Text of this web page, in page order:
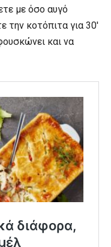
με όσο αυγό
την κοτόπιτα για 30′
και να